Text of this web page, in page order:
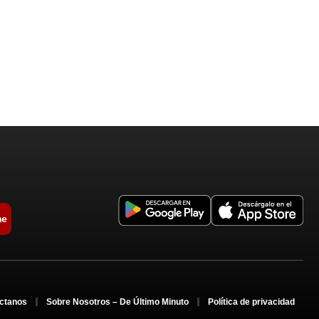
Sobre Nosotros – De Último Minuto Política de privacidad